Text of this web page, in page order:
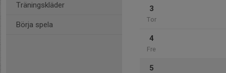
Träningskläder
Börja spela
3
Tor
4
Fre
5